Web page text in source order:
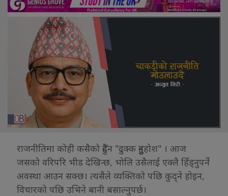
राजनीतिमा कोही कसैको हुँदैन "ढुक्क हुनुहोश" । आज
जसको वरिपरि भीड देखिन्छ, भोलि उसैलाई एक्लै हिँड्नुपर्ने
अवस्था आउन सक्छ। त्यसैले व्यक्तिको पछि कुद्ने होइन,
विचारको पछि उभिने बानी बसाल्नुपर्छ।